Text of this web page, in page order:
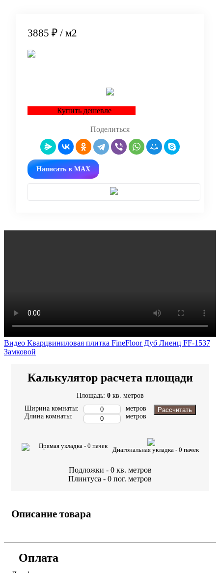
3885 ₽ / м2
Купить дешевле
Поделиться
Написать в MAX
Видео Кварцвиниловая плитка FineFloor Дуб Лиенц FF-1537
Замковой
Калькулятор расчета площади
Площадь: 0 кв. метров
Ширина комнаты:
Длина комнаты:
метров
метров
Рассчитать
Прямая укладка - 0 пачек
Диагональная укладка - 0 пачек
Подложки - 0 кв. метров
Плинтуса - 0 пог. метров
Описание товара
Оплата